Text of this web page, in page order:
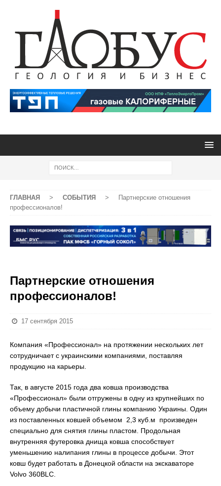
ГЛАВНАЯ > СОБЫТИЯ >
Партнерские отношения
профессионалов!
Партнерские отношения
профессионалов!
17 сентября 2015
Компания «Профессионал» на протяжении нескольких лет
сотрудничает с украинскими компаниями, поставляя
продукцию на карьеры.
Так, в августе 2015 года два ковша производства
«Профессионал» были отгружены в одну из крупнейших по
объему добычи пластичной глины компанию Украины. Один
из поставленных ковшей объемом 2,3 куб.м произведен
специально для снятия глины пластом. Продольная
внутренняя футеровка днища ковша способствует
уменьшению налипания глины в процессе добычи. Этот
ковш будет работать в Донецкой области на экскаваторе
Volvo 360BLC.